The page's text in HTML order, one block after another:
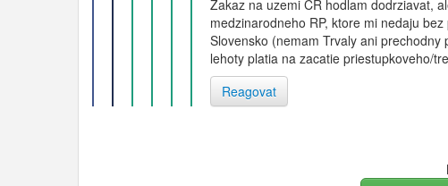
Zakaz na uzemi CR hodlam dodrziavat,
medzinarodneho RP, ktore mi nedaju
Slovensko (nemam Trvaly ani
lehoty platia na zacatie priestupkoveho/
Reagovat